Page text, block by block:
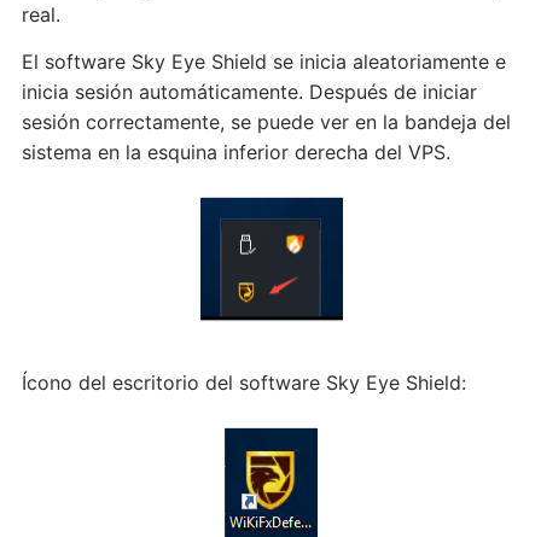
real.
El software Sky Eye Shield se inicia aleatoriamente e
inicia sesión automáticamente. Después de iniciar
sesión correctamente, se puede ver en la bandeja del
sistema en la esquina inferior derecha del VPS.
Ícono del escritorio del software Sky Eye Shield: